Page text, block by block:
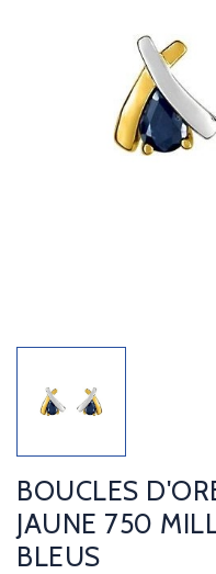
BOUCLES
JAUNE 750
BLEUS